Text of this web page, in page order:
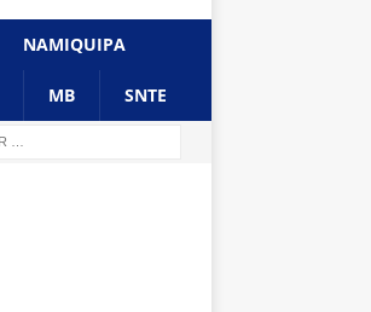
NAMIQUIPA
MB SNTE